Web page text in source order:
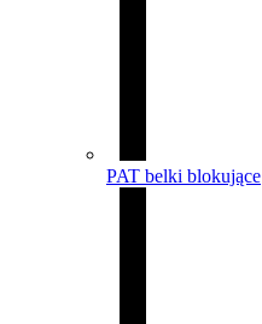
PAT belki blokujące